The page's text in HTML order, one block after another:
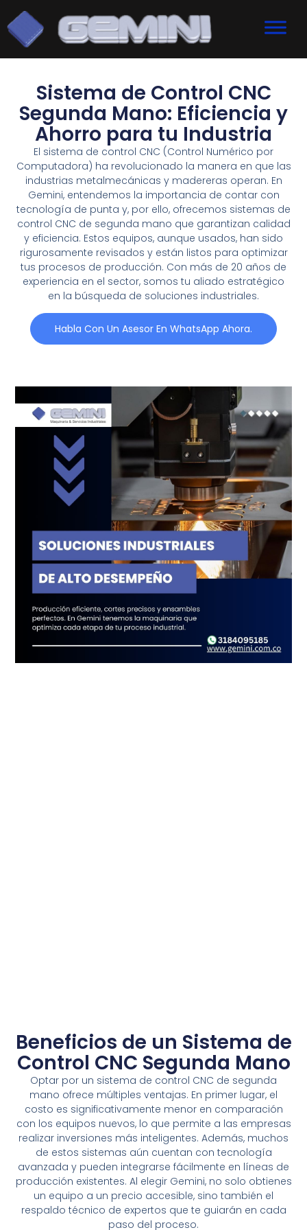
Sistema de Control CNC
Segunda Mano: Eficiencia y
Ahorro para tu Industria
El sistema de control CNC (Control Numérico por
Computadora) ha revolucionado la manera en que las
industrias metalmecánicas y madereras operan. En
Gemini, entendemos la importancia de contar con
tecnología de punta y, por ello, ofrecemos sistemas de
control CNC de segunda mano que garantizan calidad
y eficiencia. Estos equipos, aunque usados, han sido
rigurosamente revisados y están listos para optimizar
tus procesos de producción. Con más de 20 años de
experiencia en el sector, somos tu aliado estratégico
en la búsqueda de soluciones industriales.
Habla Con Un Asesor En WhatsApp Ahora.
Beneficios de un Sistema de
Control CNC Segunda Mano
Optar por un sistema de control CNC de segunda
mano ofrece múltiples ventajas. En primer lugar, el
costo es significativamente menor en comparación
con los equipos nuevos, lo que permite a las empresas
realizar inversiones más inteligentes. Además, muchos
de estos sistemas aún cuentan con tecnología
avanzada y pueden integrarse fácilmente en líneas de
producción existentes. Al elegir Gemini, no solo obtienes
un equipo a un precio accesible, sino también el
respaldo técnico de expertos que te guiarán en cada
paso del proceso.